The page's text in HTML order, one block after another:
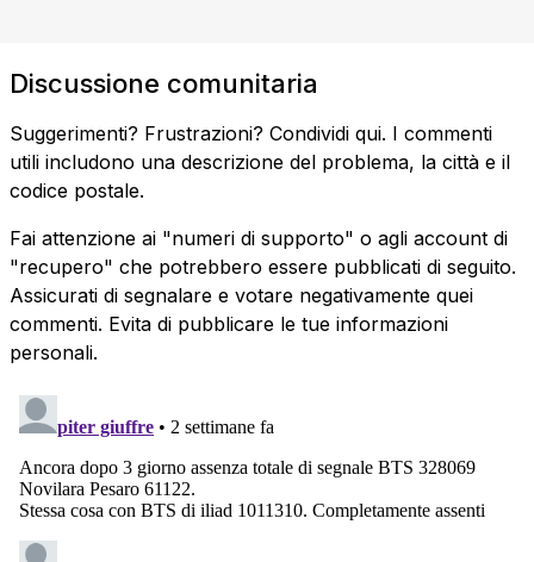
Discussione comunitaria
Suggerimenti? Frustrazioni? Condividi qui. I commenti
utili includono una descrizione del problema, la città e il
codice postale.
Fai attenzione ai "numeri di supporto" o agli account di
"recupero" che potrebbero essere pubblicati di seguito.
Assicurati di segnalare e votare negativamente quei
commenti. Evita di pubblicare le tue informazioni
personali.